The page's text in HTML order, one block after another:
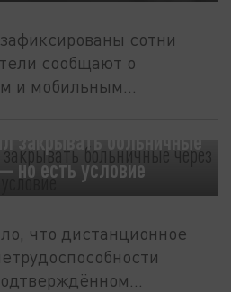
сотни
сообщают о
и мобильным...
закрывать больничные
но есть условие
что дистанционное